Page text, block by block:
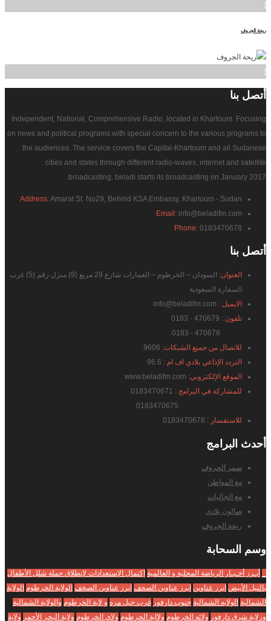
]
ريحة الجروف
]
أتصل بنا
Independent, National, Comprehensive Radio, located in Khartoum. Focusing
on news and political programs with special concern to the various programs to
the audiences. The service covers the Capital-Khartoum and all Sudanese
cities and states through different radio-waves, internet and satellite
broadcasting. beladi starts its broadcasting on January 2017.
Address:Amarat St. No29, Behind KSA Embassy, Khartoum - Sudan
Email: info@beladifm.com
Phone: 0183470678
أتصل بنا
العنوان:
السودان – الخرطوم – العمارات شارع 29 مربع (9) منزل رقم (5) غرب
السفارة السعودية
الايميل :
تلفون :
للاتصال من جميع الشبكات:
التردد الإذاعي بلادي اف ام :
الموقع الإلكتروني:
للمشاركة في البرامج :
للاستفسار :
أحدث البرامج
سمر الحروف
مع المواطن
مع الجاليات
صالون بلادي
ريحة الجروف
وسم السحابة
أبـرز أخـبـار الرياضة المحلية و العالمية إكتمال الإستعدادات لإنطلاق حملة شلل الأطفال
بالنيل الأبيض ابرز عناوين ابرز عناوين الصحف ابرز عناوين الصخف الولاية الخرطوم الولاية
الشمالية الولايه الشمالية جنوب دارفور غرب جبل مره و لاية الخرطوم والولاية الشمالية
وزلاية شرق دارفور ولائه الخرطوم ولااية الخرطوم ولاي الخرطوم ولاية البحر الأحمر ولاية